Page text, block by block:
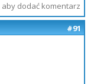
aby dodać komentarz
#91